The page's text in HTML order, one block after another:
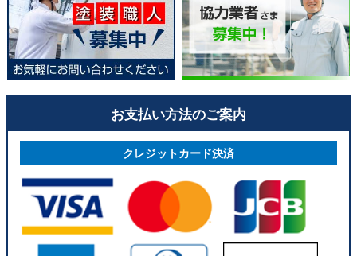
お支払い方法のご案内
クレジットカード決済